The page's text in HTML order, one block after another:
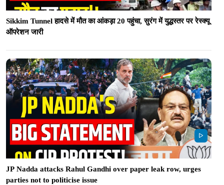
Sikkim Tunnel हादसे में मौत का आंकड़ा 20 पहुंचा, सुरंग में युद्धस्तर पर रेस्क्यू
ऑपरेशन जारी
JP Nadda attacks Rahul Gandhi over paper leak row, urges
parties not to politicise issue